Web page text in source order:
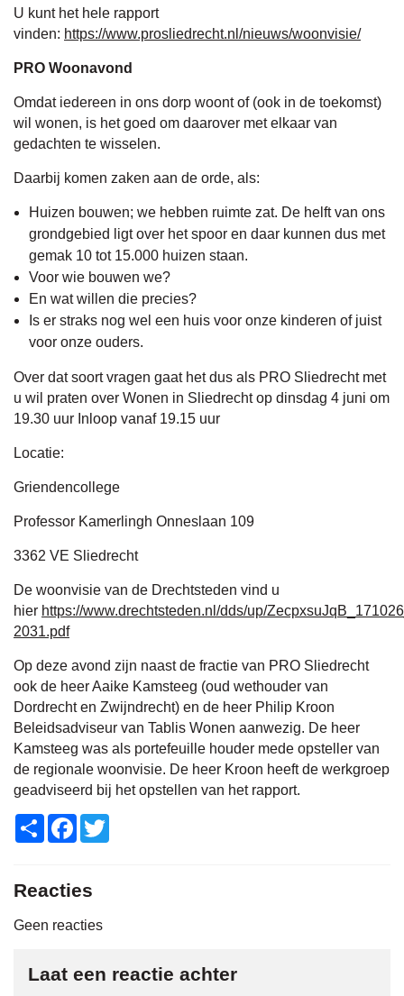
U kunt het hele rapport
vinden: https://www.prosliedrecht.nl/nieuws/woonvisie/
PRO Woonavond
Omdat iedereen in ons dorp woont of (ook in de toekomst)
wil wonen, is het goed om daarover met elkaar van
gedachten te wisselen.
Daarbij komen zaken aan de orde, als:
Huizen bouwen; we hebben ruimte zat. De helft van ons
grondgebied ligt over het spoor en daar kunnen dus met
gemak 10 tot 15.000 huizen staan.
Voor wie bouwen we?
En wat willen die precies?
Is er straks nog wel een huis voor onze kinderen of juist
voor onze ouders.
Over dat soort vragen gaat het dus als PRO Sliedrecht met
u wil praten over Wonen in Sliedrecht op dinsdag 4 juni om
19.30 uur Inloop vanaf 19.15 uur
Locatie:
Griendencollege
Professor Kamerlingh Onneslaan 109
3362 VE Sliedrecht
De woonvisie van de Drechtsteden vind u
hier https://www.drechtsteden.nl/dds/up/
2031.pdf
Op deze avond zijn naast de fractie van PRO Sliedrecht
ook de heer Aaike Kamsteeg (oud wethouder van
Dordrecht en Zwijndrecht) en de heer Philip Kroon
Beleidsadviseur van Tablis Wonen aanwezig. De heer
Kamsteeg was als portefeuille houder mede opsteller van
de regionale woonvisie. De heer Kroon heeft de werkgroep
geadviseerd bij het opstellen van het rapport.
ShareFacebook
Reacties
Geen reacties
Laat een reactie achter